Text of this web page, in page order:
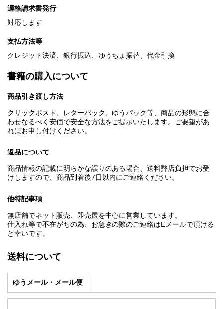
適格請求書発行
対応します
支払方法等
クレジット決済、銀行振込、ゆうちょ振替、代金引換
書籍の購入について
商品引き渡し方法
クリックポスト、レターパック、ゆうパック等、商品の形態に合
わせなるべく安価で安全な方法をご提示いたします。ご要望があ
ればお申し付けください。
返品について
商品情報の記載に明らかな誤りのある場合、送料弊店負担でお受
けしますので、商品到着後7日以内にご連絡ください。
他特記事項
無店舗でネット販売、即売展を中心に営業しています。
仕入れ等で不在がちの為、お急ぎの際のご連絡はEメールで頂ける
と幸いです。
送料について
ゆうメール・メール便